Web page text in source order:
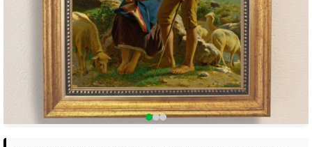
QUALIDADE DE MUSEU GARANTIA ETERNA
Curadoria das Campanhas
A seleção de obras-primas apresentadas em nossos vídeos nas redes
sociais, reunidas aqui para sua apreciação.